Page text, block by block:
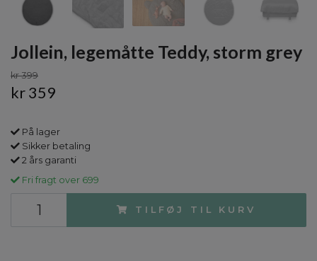
Jollein, legemåtte Teddy, storm grey
kr 399
kr 359
På lager
Sikker betaling
2 års garanti
Fri fragt over 699
TILFØJ TIL KURV